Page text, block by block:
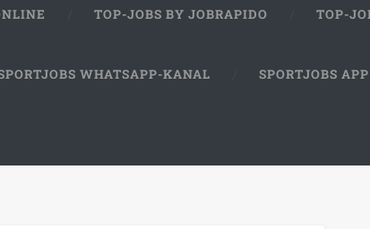
TOP-JOBS BY JOBRAPIDO TOP-
WHATSAPP-KANAL SPORTJOBS APP